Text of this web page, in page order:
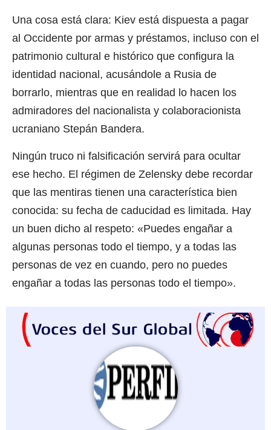
Una cosa está clara: Kiev está dispuesta a pagar
al Occidente por armas y préstamos, incluso con el
patrimonio cultural e histórico que configura la
identidad nacional, acusándole a Rusia de
borrarlo, mientras que en realidad lo hacen los
admiradores del nacionalista y colaboracionista
ucraniano Stepán Bandera.
Ningún truco ni falsificación servirá para ocultar
ese hecho. El régimen de Zelensky debe recordar
que las mentiras tienen una característica bien
conocida: su fecha de caducidad es limitada. Hay
un buen dicho al respeto: «Puedes engañar a
algunas personas todo el tiempo, y a todas las
personas de vez en cuando, pero no puedes
engañar a todas las personas todo el tiempo».